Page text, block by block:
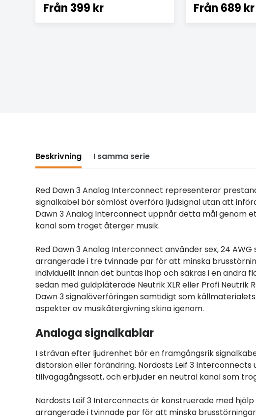
Från 399 kr Från 689 kr
Beskrivning I samma serie
Red Dawn 3 Analog Interconnect representerar
signalkabel bör sömlöst överföra ljudsignal utan att
Dawn 3 Analog Interconnect uppnår detta mål genom
kanal som troget återger musik.
Red Dawn 3 Analog Interconnect använder sex, 24
arrangerade i tre tvinnade par för att minska
individuellt innan det buntas ihop och säkras i en andra
sedan med guldpläterade Neutrik XLR eller Profi
Dawn 3 signalöverföringen samtidigt som
aspekter av musikåtergivning skina igenom.
Analoga signalkablar
I strävan efter ljudrenhet bör en framgångsrik
distorsion eller förändring. Nordosts Leif 3
tillvägagångssätt, och erbjuder en neutral kanal som
Nordosts Leif 3 Interconnects är konstruerade med
arrangerade i tvinnade par för att minska